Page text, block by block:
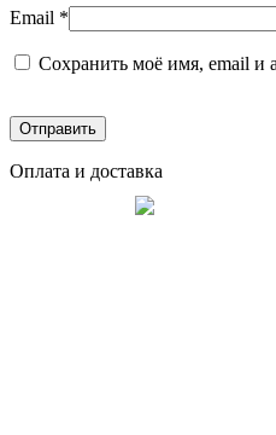
Email *
Сохранить моё имя, email и
Оплата и доставка